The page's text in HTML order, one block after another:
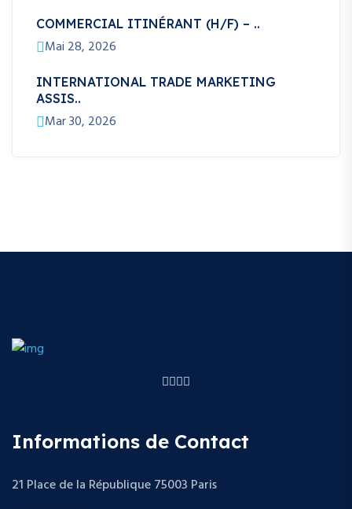
COMMERCIAL ITINÉRANT (H/F) – ..
Mai 28, 2026
INTERNATIONAL TRADE MARKETING
ASSIS..
Mar 30, 2026
Informations de Contact
21 Place de la République 75003 Paris